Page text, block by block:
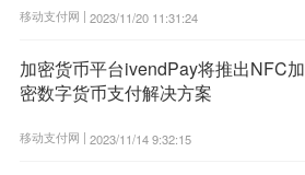
移动支付网 | 2023/11/20 11:31:24
加密货币平台ivendPay将推出NFC加
密数字货币支付解决方案
移动支付网 | 2023/11/14 9:32:15